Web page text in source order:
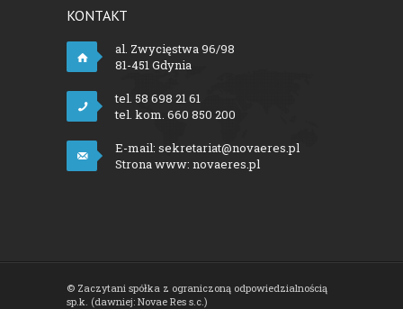
KONTAKT
al. Zwycięstwa 96/98
81-451 Gdynia
tel. 58 698 21 61
tel. kom. 660 850 200
E-mail: sekretariat@novaeres.pl
Strona www: novaeres.pl
© Zaczytani spółka z ograniczoną odpowiedzialnością
sp.k. (dawniej: Novae Res s.c.)